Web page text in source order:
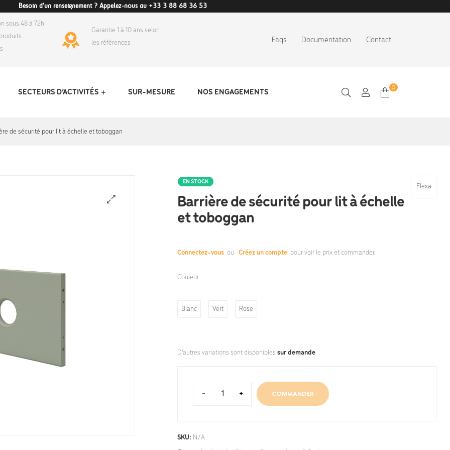
Besoin d'un renseignement ? Appelez-nous au +33 3 88 68 36 53
sous 48 à 72h
Garantie 1 à 10 ans selon
les références
Faqs Documentation Contact
SECTEURS D’ACTIVITÉS SUR-MESURE NOS ENGAGEMENTS
0
de sécurité pour lit à échelle et toboggan
Flexa
EN STOCK
Barrière de sécurité pour lit à échelle
et toboggan
Connectez-vous ou Créez un compte pour voir le prix et commander.
Couleur
Blanc Vert Rose
D'autres variations sont disponibles sur demande.
- + COMMANDER
SKU: N/A